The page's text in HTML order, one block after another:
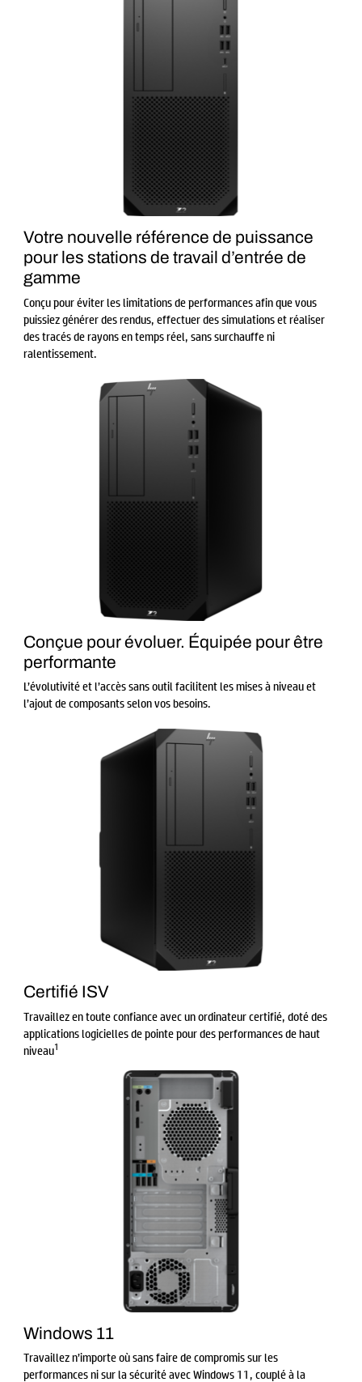
Votre nouvelle référence de puissance
pour les stations de travail d’entrée de
gamme
Conçu pour éviter les limitations de performances afin que vous
puissiez générer des rendus, effectuer des simulations et réaliser
des tracés de rayons en temps réel, sans surchauffe ni
ralentissement.
Conçue pour évoluer. Équipée pour être
performante
L’évolutivité et l’accès sans outil facilitent les mises à niveau et
l’ajout de composants selon vos besoins.
Certifié ISV
Travaillez en toute confiance avec un ordinateur certifié, doté des
applications logicielles de pointe pour des performances de haut
niveau1
Windows 11
Travaillez n’importe où sans faire de compromis sur les
performances ni sur la sécurité avec Windows 11, couplé à la